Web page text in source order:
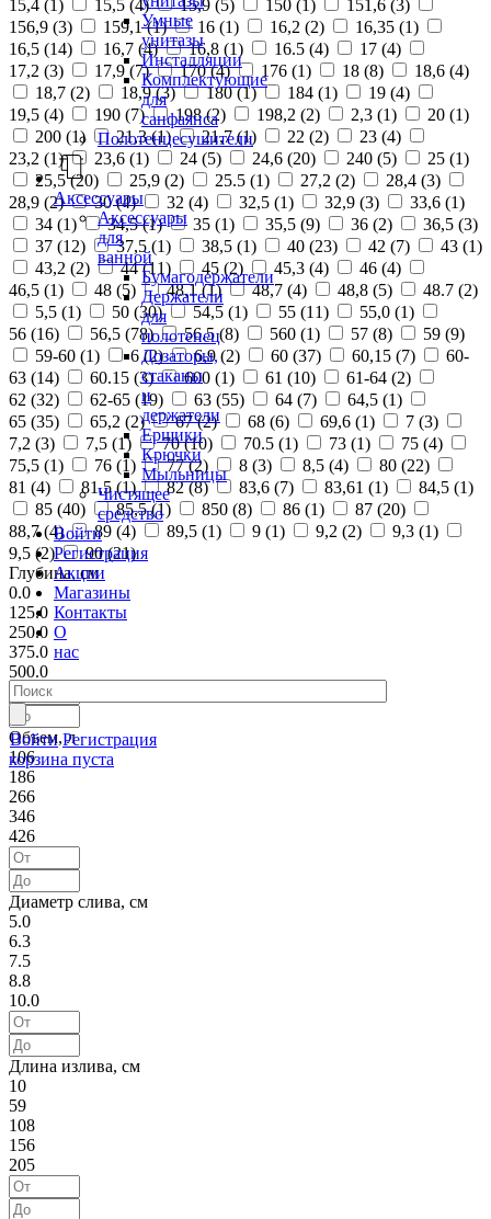
Умные
унитазы
Инсталляции
Комплектующие
для
санфаянса
Полотенцесушители
Аксессуары
Аксессуары
для
ванной
Бумагодержатели
Держатели
для
полотенец
Дозаторы,
стаканы
и
держатели
Ершики
Крючки
Мыльницы
Чистящее
средство
Войти
Регистрация
Акции
Магазины
Контакты
О
нас
Войти Регистрация
корзина пуста
15,4 (1 ) 15,5 (4) 15,9 (5) 150 (1 ) 151,6 (3)
156,9 (3) 159,1 (1) 16 (1) 16,2 (2) 16,35 (1)
16,5 (14) 16,7 (4) 16,8 (1) 16.5 (4) 17 (4)
17,2 (3) 17,9 (7) 170 (4) 176 (1) 18 (8) 18,6 (4)
18,7 (2) 18,9 (3) 180 (1) 184 (1) 19 (4)
19,5 (4) 190 (7) 198 (2) 198,2 (2) 2,3 (1) 20 (1)
200 (1) 21,3 (1) 21,7 (1) 22 (2) 23 (4)
23,2 (1) 23,6 (1) 24 (5) 24,6 (20) 240 (5) 25 (1)
25,5 (20) 25,9 (2) 25.5 (1) 27,2 (2) 28,4 (3)
28,9 (2) 30 (4) 32 (4) 32,5 (1) 32,9 (3) 33,6 (1)
34 (1) 34,5 (1) 35 (1) 35,5 (9) 36 (2) 36,5 (3)
37 (12) 37,5 (1) 38,5 (1) 40 (23) 42 (7) 43 (1)
43,2 (2) 44 (11) 45 (2) 45,3 (4) 46 (4)
46,5 (1) 48 (5) 48,1 (1) 48,7 (4) 48,8 (5) 48.7 (2)
5,5 (1) 50 (30) 54,5 (1) 55 (11) 55,0 (1)
56 (16) 56,5 (78) 56.5 (8) 560 (1) 57 (8) 59 (9)
59-60 (1) 6 (2) 6,9 (2) 60 (37) 60,15 (7)
60-
63 (14) 60.15 (3) 600 (1) 61 (10) 61-64 (2)
62 (32) 62-65 (19) 63 (55) 64 (7) 64,5 (1)
65 (35) 65,2 (2) 67 (2) 68 (6) 69,6 (1) 7 (3)
7,2 (3) 7,5 (1) 70 (10) 70.5 (1) 73 (1) 75 (4)
75,5 (1) 76 (1) 77 (2) 8 (3) 8,5 (4) 80 (22)
81 (4) 81,5 (1) 82 (8) 83,6 (7) 83,61 (1) 84,5 (1)
85 (40) 85,5 (1) 850 (8) 86 (1) 87 (20)
88,7 (4) 89 (4) 89,5 (1) 9 (1) 9,2 (2) 9,3 (1)
9,5 (2) 90 (21)
Глубина, см
0.0
125.0
250.0
375.0
500.0
Объем, л
106
186
266
346
426
Диаметр слива, см
5.0
6.3
7.5
8.8
10.0
Длина излива, см
10
59
108
156
205